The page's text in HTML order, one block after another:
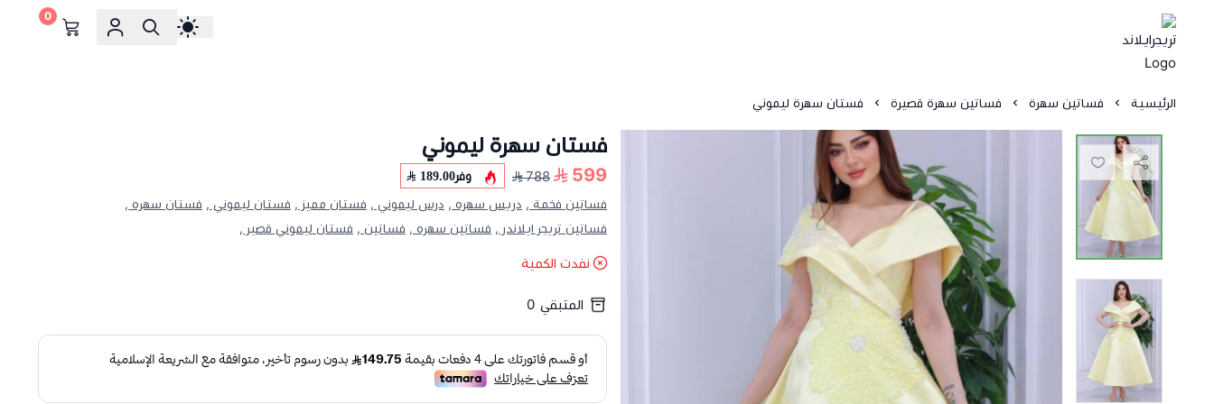
0
الرئيسية فساتين سهرة فساتين سهرة قصيرة فستان سهرة ليموني
فستان سهرة ليموني
599
788 وفر189.00
فساتين فخمة , دريس سهره , درس ليموني , فستان مميز , فستان ليموني , فستان سهره ,
فساتين تريجر ايلاندر , فساتين سهره , فساتين , فستان ليموني قصير ,
نفدت الكمية
المتبقي 0